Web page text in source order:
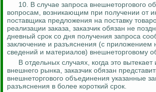
10. В случае запроса внешнеторгового
вопросам, возникающим при получении от
поставщика предложения на поставку
реализации заказа, заказчик обязан не
дневный срок со дня получения запроса
заключение и разъяснения (с приложением
сведений и материалов) внешнеторговому
В отдельных случаях, когда это вытекает
внешнего рынка, заказчик обязан
внешнеторгового объединения указанные
разъяснения в более короткий срок.